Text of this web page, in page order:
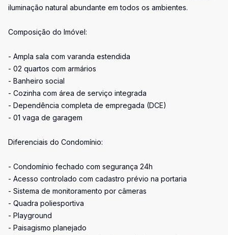
iluminação natural abundante em todos os ambientes.
Composição do Imóvel:
- Ampla sala com varanda estendida
- 02 quartos com armários
- Banheiro social
- Cozinha com área de serviço integrada
- Dependência completa de empregada (DCE)
- 01 vaga de garagem
Diferenciais do Condomínio:
- Condomínio fechado com segurança 24h
- Acesso controlado com cadastro prévio na portaria
- Sistema de monitoramento por câmeras
- Quadra poliesportiva
- Playground
- Paisagismo planejado